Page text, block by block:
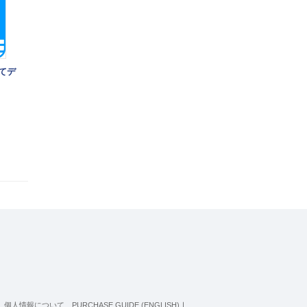
デ
個人情報について PURCHASE GUIDE (ENGLISH) ｜